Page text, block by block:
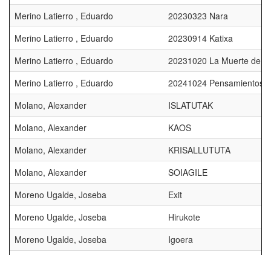
Merino Latierro , Eduardo
20230323 Nara
Merino Latierro , Eduardo
20230914 Katixa
Merino Latierro , Eduardo
20231020 La Muerte de
Merino Latierro , Eduardo
20241024 Pensamientos
Molano, Alexander
ISLATUTAK
Molano, Alexander
KAOS
Molano, Alexander
KRISALLUTUTA
Molano, Alexander
SOIAGILE
Moreno Ugalde, Joseba
Exit
Moreno Ugalde, Joseba
Hirukote
Moreno Ugalde, Joseba
Igoera